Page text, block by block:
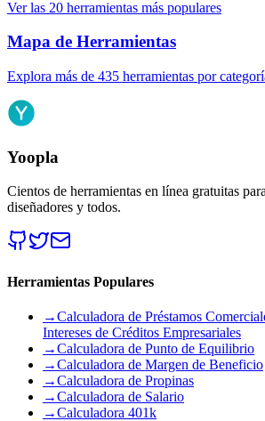
Ver las 20 herramientas más populares
Mapa de Herramientas
Explora más de 435 herramientas por
Yoopla
Cientos de herramientas en línea gratuitas
diseñadores y todos.
Herramientas Populares
→Calculadora de Préstamos
Intereses de Créditos Empresariales
→Calculadora de Punto de Equilibrio
→Calculadora de Margen de Beneficio
→Calculadora de Propinas
→Calculadora de Salario
→Calculadora 401k